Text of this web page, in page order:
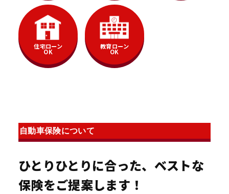
住宅ローン
OK
教育ローン
OK
自動車保険について
ひとりひとりに合った、ベストな
保険をご提案します！